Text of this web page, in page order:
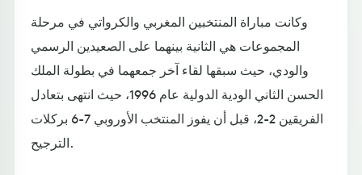
وكانت مباراة المنتخبين المغربي والكرواتي في مرحلة
المجموعات هي الثانية بينهما على الصعيدين الرسمي
والودي، حيث سبقها لقاء آخر جمعهما في بطولة الملك
الحسن الثاني الودية الدولية عام 1996، حيث انتهى بتعادل
الفريقين 2-2، قبل أن يفوز المنتخب الأوروبي 7-6 بركلات
الترجيح.